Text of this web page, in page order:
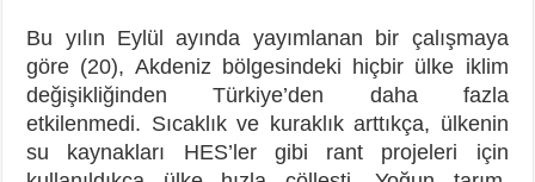
Bu yılın Eylül ayında yayımlanan bir çalışmaya
göre (20), Akdeniz bölgesindeki hiçbir ülke iklim
değişikliğinden Türkiye’den daha fazla
etkilenmedi. Sıcaklık ve kuraklık arttıkça, ülkenin
su kaynakları HES’ler gibi rant projeleri için